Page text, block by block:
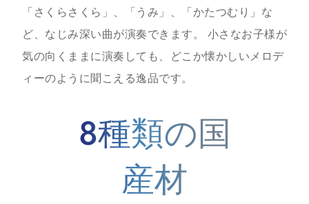
「さくらさくら」、「うみ」、「かたつむり」な
ど、なじみ深い曲が演奏できます。 小さなお子様が
気の向くままに演奏しても、どこか懐かしいメロデ
ィーのように聞こえる逸品です。
8種類の国
産材